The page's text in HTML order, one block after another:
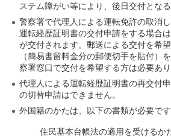
ステム障がい等により、後日交付とな
警察署で代理人による運転免許の取消
運転経歴証明書の交付申請をする場合
が交付されます。郵送による交付を希
（簡易書留料金分の郵便切手を貼付）
察署窓口で交付を希望する方は必要あり
代理人による運転経歴証明書の再交付
の切替申請はできません。
外国籍のかたは、以下の書類が必要です
住民基本台帳法の適用を受けるか